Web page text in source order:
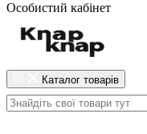
Особистий кабінет
Каталог товарів